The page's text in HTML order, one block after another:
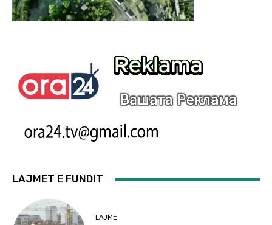
LAJMET E FUNDIT
LAJME